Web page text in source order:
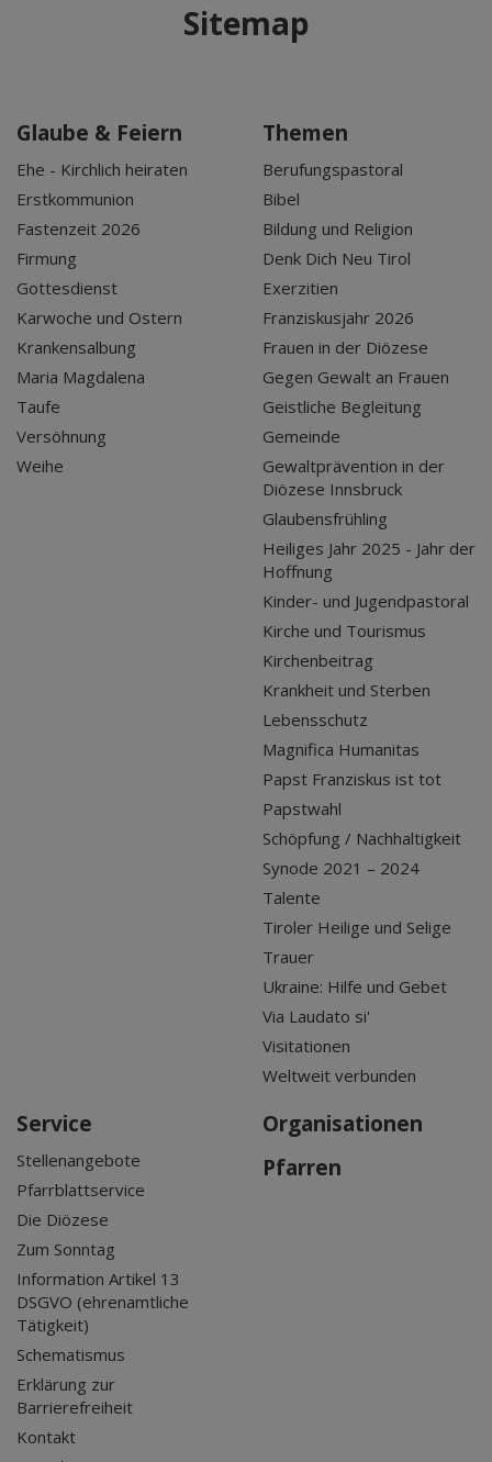
Sitemap
Glaube & Feiern
Ehe - Kirchlich heiraten
Erstkommunion
Fastenzeit 2026
Firmung
Gottesdienst
Karwoche und Ostern
Krankensalbung
Maria Magdalena
Taufe
Versöhnung
Weihe
Themen
Berufungspastoral
Bibel
Bildung und Religion
Denk Dich Neu Tirol
Exerzitien
Franziskusjahr 2026
Frauen in der Diözese
Gegen Gewalt an Frauen
Geistliche Begleitung
Gemeinde
Gewaltprävention in der
Diözese Innsbruck
Glaubensfrühling
Heiliges Jahr 2025 - Jahr der
Hoffnung
Kinder- und Jugendpastoral
Kirche und Tourismus
Kirchenbeitrag
Krankheit und Sterben
Lebensschutz
Magnifica Humanitas
Papst Franziskus ist tot
Papstwahl
Schöpfung / Nachhaltigkeit
Synode 2021 – 2024
Talente
Tiroler Heilige und Selige
Trauer
Ukraine: Hilfe und Gebet
Via Laudato si'
Visitationen
Weltweit verbunden
Service
Stellenangebote
Pfarrblattservice
Die Diözese
Zum Sonntag
Information Artikel 13
DSGVO (ehrenamtliche
Tätigkeit)
Schematismus
Erklärung zur
Barrierefreiheit
Kontakt
Organisationen
Pfarren